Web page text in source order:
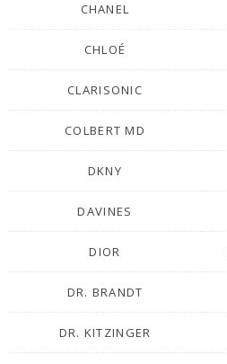
CHANEL
CHLOÉ
CLARISONIC
COLBERT MD
DKNY
DAVINES
DIOR
DR. BRANDT
DR. KITZINGER